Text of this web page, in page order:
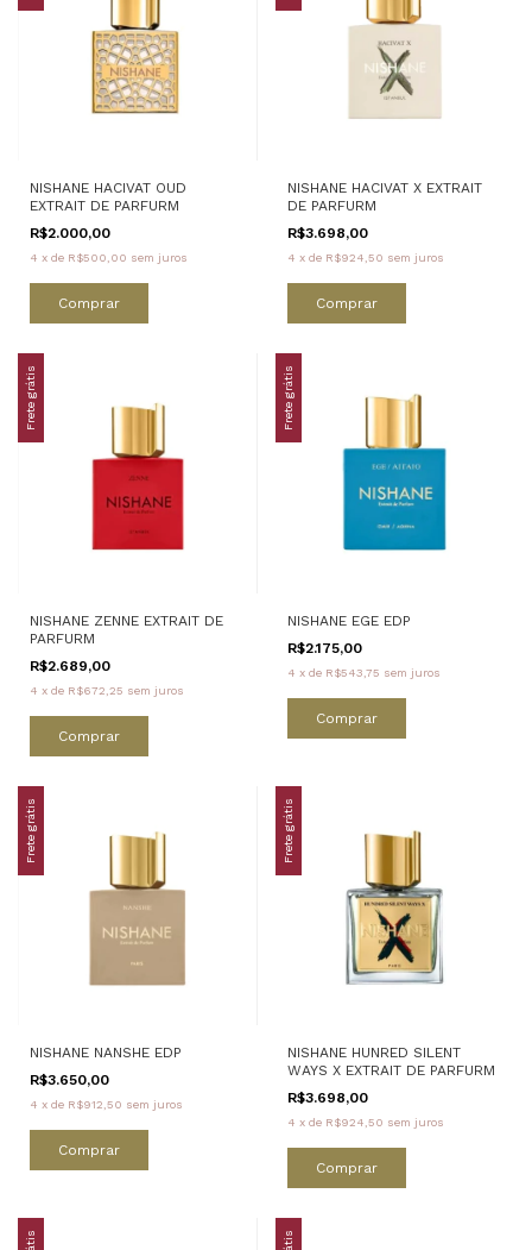
NISHANE HACIVAT OUD
EXTRAIT DE PARFURM
R$2.000,00
4 x de R$500,00 sem juros
Comprar
NISHANE HACIVAT X EXTRAIT
DE PARFURM
R$3.698,00
4 x de R$924,50 sem juros
Comprar
Frete grátis
NISHANE ZENNE EXTRAIT DE
PARFURM
R$2.689,00
4 x de R$672,25 sem juros
Comprar
Frete grátis
NISHANE EGE EDP
R$2.175,00
4 x de R$543,75 sem juros
Comprar
Frete grátis
NISHANE NANSHE EDP
R$3.650,00
4 x de R$912,50 sem juros
Comprar
Frete grátis
NISHANE HUNRED SILENT
WAYS X EXTRAIT DE PARFURM
R$3.698,00
4 x de R$924,50 sem juros
Comprar